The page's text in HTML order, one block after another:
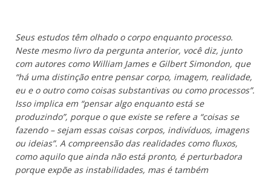
Seus estudos têm olhado o corpo enquanto processo.
Neste mesmo livro da pergunta anterior, você diz, junto
com autores como William James e Gilbert Simondon, que
“há uma distinção entre pensar corpo, imagem, realidade,
eu e o outro como coisas substantivas ou como processos”.
Isso implica em “pensar algo enquanto está se
produzindo”, porque o que existe se refere a “coisas se
fazendo – sejam essas coisas corpos, indivíduos, imagens
ou ideias”. A compreensão das realidades como fluxos,
como aquilo que ainda não está pronto, é perturbadora
porque expõe as instabilidades, mas é também